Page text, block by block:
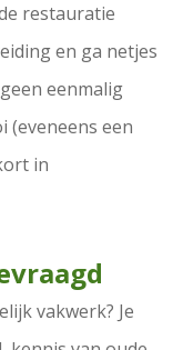
restauratie
en ga netjes
eenmalig
(eveneens een
in
vakwerk? Je